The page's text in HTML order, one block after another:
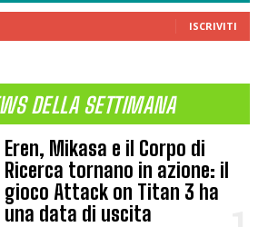
ISCRIVITI
DELLA SETTIMANA
Eren, Mikasa e il Corpo di
Ricerca tornano in azione: il
gioco Attack on Titan 3 ha
una data di uscita